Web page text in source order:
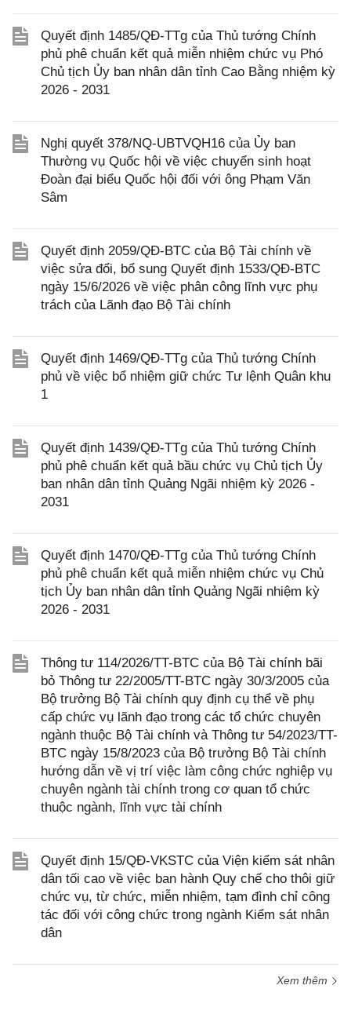
Quyết định 1485/QĐ-TTg của Thủ tướng Chính
phủ phê chuẩn kết quả miễn nhiệm chức vụ Phó
Chủ tịch Ủy ban nhân dân tỉnh Cao Bằng nhiệm kỳ
2026 - 2031
Nghị quyết 378/NQ-UBTVQH16 của Ủy ban
Thường vụ Quốc hội về việc chuyển sinh hoạt
Đoàn đại biểu Quốc hội đối với ông Phạm Văn
Sâm
Quyết định 2059/QĐ-BTC của Bộ Tài chính về
việc sửa đổi, bổ sung Quyết định 1533/QĐ-BTC
ngày 15/6/2026 về việc phân công lĩnh vực phụ
trách của Lãnh đạo Bộ Tài chính
Quyết định 1469/QĐ-TTg của Thủ tướng Chính
phủ về việc bổ nhiệm giữ chức Tư lệnh Quân khu
1
Quyết định 1439/QĐ-TTg của Thủ tướng Chính
phủ phê chuẩn kết quả bầu chức vụ Chủ tịch Ủy
ban nhân dân tỉnh Quảng Ngãi nhiệm kỳ 2026 -
2031
Quyết định 1470/QĐ-TTg của Thủ tướng Chính
phủ phê chuẩn kết quả miễn nhiệm chức vụ Chủ
tịch Ủy ban nhân dân tỉnh Quảng Ngãi nhiệm kỳ
2026 - 2031
Thông tư 114/2026/TT-BTC của Bộ Tài chính bãi
bỏ Thông tư 22/2005/TT-BTC ngày 30/3/2005 của
Bộ trưởng Bộ Tài chính quy định cụ thể về phụ
cấp chức vụ lãnh đạo trong các tổ chức chuyên
ngành thuộc Bộ Tài chính và Thông tư 54/2023/TT-
BTC ngày 15/8/2023 của Bộ trưởng Bộ Tài chính
hướng dẫn về vị trí việc làm công chức nghiệp vụ
chuyên ngành tài chính trong cơ quan tổ chức
thuộc ngành, lĩnh vực tài chính
Quyết định 15/QĐ-VKSTC của Viện kiểm sát nhân
dân tối cao về việc ban hành Quy chế cho thôi giữ
chức vụ, từ chức, miễn nhiệm, tạm đình chỉ công
tác đối với công chức trong ngành Kiểm sát nhân
dân
Xem thêm